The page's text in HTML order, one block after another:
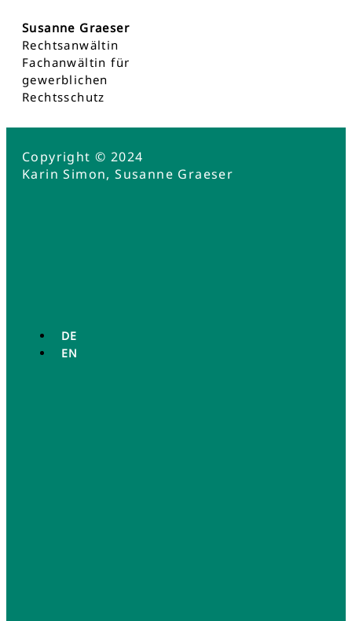
Susanne Graeser
Rechtsanwältin
Fachanwältin für
gewerblichen
Rechtsschutz
Copyright © 2024
Karin Simon, Susanne Graeser
DE
EN